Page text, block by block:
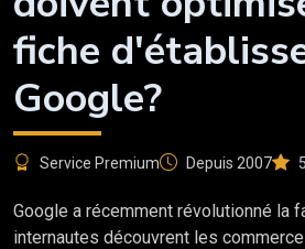
fiche
Google?
Service Premium Depuis 2007
Google a récemment révolutionné la
internautes découvrent les